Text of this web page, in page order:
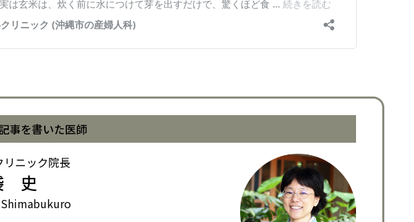
事を書いた医師
リニック院長
史